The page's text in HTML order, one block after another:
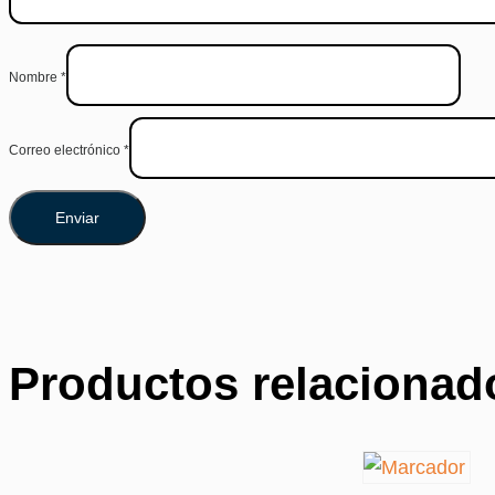
Nombre *
Correo electrónico *
Productos